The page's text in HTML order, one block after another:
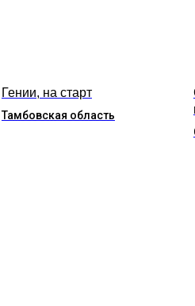
Гении, на старт
Тамбовская область